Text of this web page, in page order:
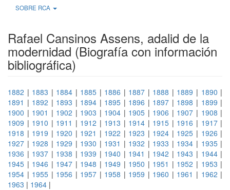
SOBRE RCA
Rafael Cansinos Assens, adalid de la
modernidad (Biografía con información
bibliográfica)
1882 | 1883 | 1884 | 1885 | 1886 | 1887 | 1888 | 1889 | 1890 |
1891 | 1892 | 1893 | 1894 | 1895 | 1896 | 1897 | 1898 | 1899 |
1900 | 1901 | 1902 | 1903 | 1904 | 1905 | 1906 | 1907 | 1908 |
1909 | 1910 | 1911 | 1912 | 1913 | 1914 | 1915 | 1916 | 1917|
1918 | 1919 | 1920 | 1921 | 1922 | 1923 | 1924 | 1925 | 1926 |
1927 | 1928 | 1929 | 1930 | 1931 | 1932 | 1933 | 1934 | 1935|
1936 | 1937 | 1938 | 1939 | 1940 | 1941 | 1942 | 1943 | 1944|
1945 | 1946 | 1947 | 1948 | 1949 | 1950 | 1951 | 1952 | 1953 |
1954 | 1955 | 1956 | 1957 | 1958 | 1959 | 1960 | 1961 | 1962 |
1963 | 1964 |